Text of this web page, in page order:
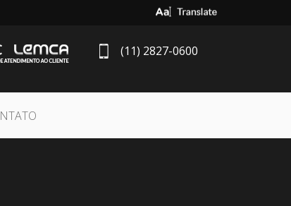
Select Language
(11) 2827-0600